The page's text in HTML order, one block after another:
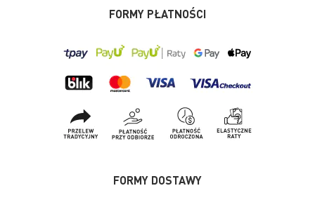
FORMY PŁATNOŚCI
FORMY DOSTAWY